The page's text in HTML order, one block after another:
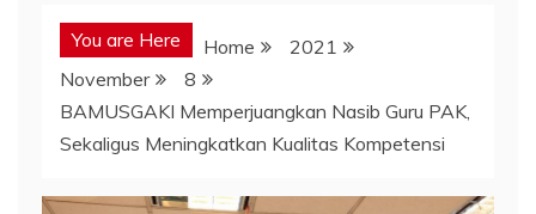
You are Here Home
2021
November
8
BAMUSGAKI Memperjuangkan Nasib Guru PAK,
Sekaligus Meningkatkan Kualitas Kompetensi